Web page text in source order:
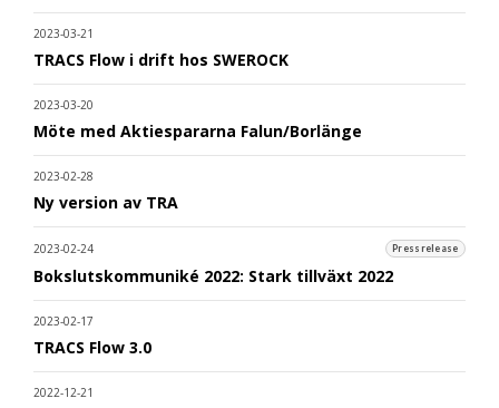
2023-03-21
TRACS Flow i drift hos SWEROCK
2023-03-20
Möte med Aktiespararna Falun/Borlänge
2023-02-28
Ny version av TRA
2023-02-24 Pressrelease
Bokslutskommuniké 2022: Stark tillväxt 2022
2023-02-17
TRACS Flow 3.0
2022-12-21